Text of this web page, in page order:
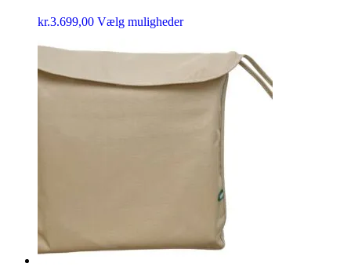
kr.3.699,00 Vælg muligheder